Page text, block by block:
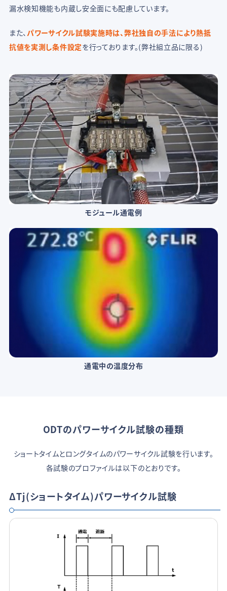
漏水検知機能も内蔵し安全面にも配慮しています。
また、 パワーサイクル試験実施時は、弊社独自の手法により熱抵
抗値を実測し条件設定を行っております。(弊社組立品に限る)
モジュール通電例
通電中の温度分布
ODTのパワーサイクル試験の種類
ショートタイムとロングタイムのパワーサイクル試験を行います。
各試験のプロファイルは以下のとおりです。
ΔTj(ショートタイム)パワーサイクル試験